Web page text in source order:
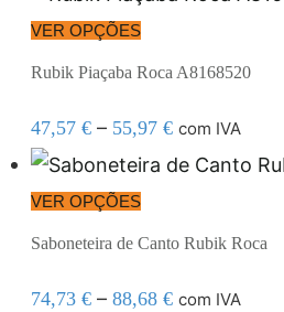
VER OPÇÕES
Rubik Piaçaba Roca A8168520
47,57 € – 55,97 € com IVA
VER OPÇÕES
Saboneteira de Canto Rubik Roca
74,73 € – 88,68 € com IVA